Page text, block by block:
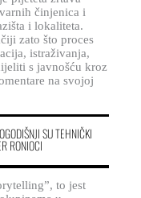
činjenica i
i lokaliteta.
zato što proces
istraživanja,
s javnošću kroz
na svojoj
SU TEHNIČKI
RONIOCI
to jest